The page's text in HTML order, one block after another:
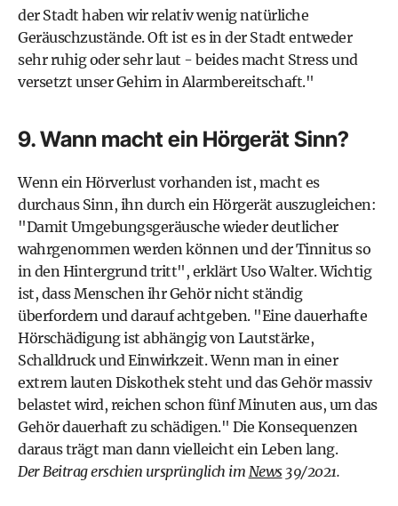
der Stadt haben wir relativ wenig natürliche
Geräuschzustände. Oft ist es in der Stadt entweder
sehr ruhig oder sehr laut - beides macht Stress und
versetzt unser Gehirn in Alarmbereitschaft."
9. Wann macht ein Hörgerät Sinn?
Wenn ein Hörverlust vorhanden ist, macht es
durchaus Sinn, ihn durch ein Hörgerät auszugleichen:
"Damit Umgebungsgeräusche wieder deutlicher
wahrgenommen werden können und der Tinnitus so
in den Hintergrund tritt", erklärt Uso Walter. Wichtig
ist, dass Menschen ihr Gehör nicht ständig
überfordern und darauf achtgeben. "Eine dauerhafte
Hörschädigung ist abhängig von Lautstärke,
Schalldruck und Einwirkzeit. Wenn man in einer
extrem lauten Diskothek steht und das Gehör massiv
belastet wird, reichen schon fünf Minuten aus, um das
Gehör dauerhaft zu schädigen." Die Konsequenzen
daraus trägt man dann vielleicht ein Leben lang.
Der Beitrag erschien ursprünglich im News39/2021.